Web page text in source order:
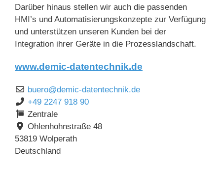
Darüber hinaus stellen wir auch die passenden
HMI’s und Automatisierungskonzepte zur Verfügung
und unterstützen unseren Kunden bei der
Integration ihrer Geräte in die Prozesslandschaft.
www.demic-datentechnik.de
buero@demic-datentechnik.de
+49 2247 918 90
Zentrale
Ohlenhohnstraße 48
53819 Wolperath
Deutschland